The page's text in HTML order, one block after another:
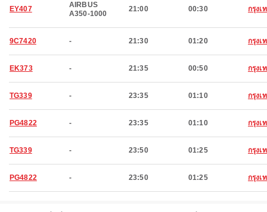
EY407
AIRBUS
A350-1000
21:00 00:30 กรุงเ
9C7420 - 21:30 01:20 กรุงเ
EK373 - 21:35 00:50 กรุงเ
TG339 - 23:35 01:10 กรุงเ
PG4822 - 23:35 01:10 กรุงเ
TG339 - 23:50 01:25 กรุงเ
PG4822 - 23:50 01:25 กรุงเ